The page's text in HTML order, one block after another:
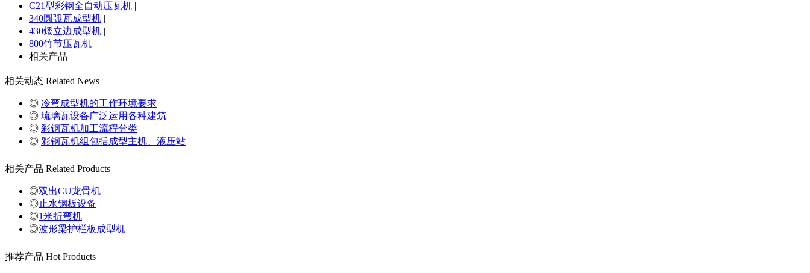
C21型彩钢全自动压瓦机 |
340圆弧瓦成型机 |
430矮立边成型机 |
800竹节压瓦机 |
相关产品
相关动态 Related News
◎ 冷弯成型机的工作环境要求
◎ 琉璃瓦设备广泛运用各种建筑
◎ 彩钢瓦机加工流程分类
◎ 彩钢瓦机组包括成型主机、液压站
相关产品 Related Products
◎双出CU龙骨机
◎止水钢板设备
◎1米折弯机
◎波形梁护栏板成型机
推荐产品 Hot Products